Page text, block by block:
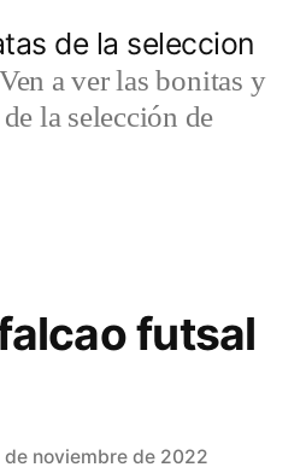
de la seleccion
Ven a ver las bonitas y
la selección de
futsal
de noviembre de 2022